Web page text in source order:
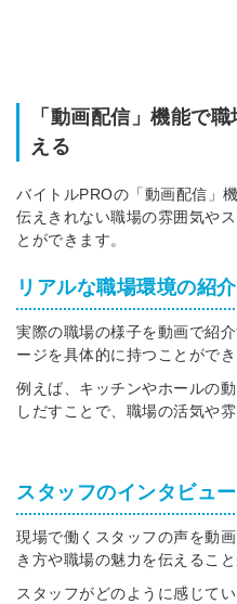
「動画配信」機能で
える
バイトルPROの「動画配信」
伝えきれない職場の雰囲気や
とができます。
リアルな職場環境の紹介
実際の職場の様子を動画で紹
ージを具体的に持つことができ
例えば、キッチンやホールの
しだすことで、職場の活気や
スタッフのインタビュー
現場で働くスタッフの声を動
き方や職場の魅力を伝えること
スタッフがどのように感じて